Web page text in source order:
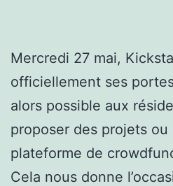
Mercredi 27 mai,
officiellement ses
alors possible aux
proposer des projets ou
plateforme de
Cela nous donne